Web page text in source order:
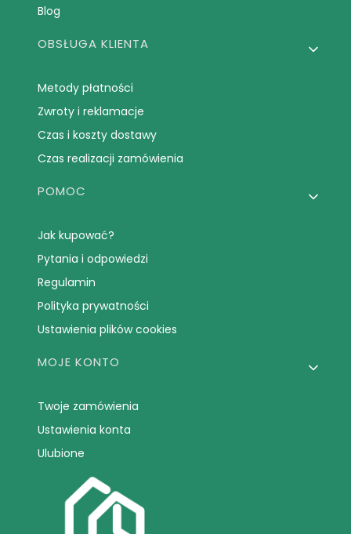
Blog
OBSŁUGA KLIENTA
Metody płatności
Zwroty i reklamacje
Czas i koszty dostawy
Czas realizacji zamówienia
POMOC
Jak kupować?
Pytania i odpowiedzi
Regulamin
Polityka prywatności
Ustawienia plików cookies
MOJE KONTO
Twoje zamówienia
Ustawienia konta
Ulubione